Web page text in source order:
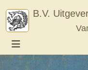
content
B.V.